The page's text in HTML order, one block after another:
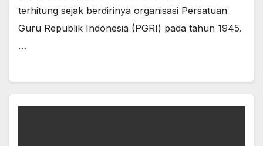
terhitung sejak berdirinya organisasi Persatuan
Guru Republik Indonesia (PGRI) pada tahun 1945.
…